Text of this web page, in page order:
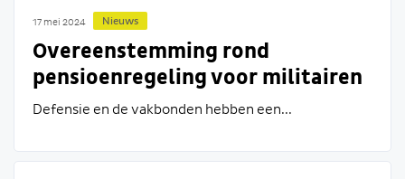
17 mei 2024 Nieuws
Overeenstemming rond
pensioenregeling voor militairen
& burgers
Defensie en de vakbonden hebben een...